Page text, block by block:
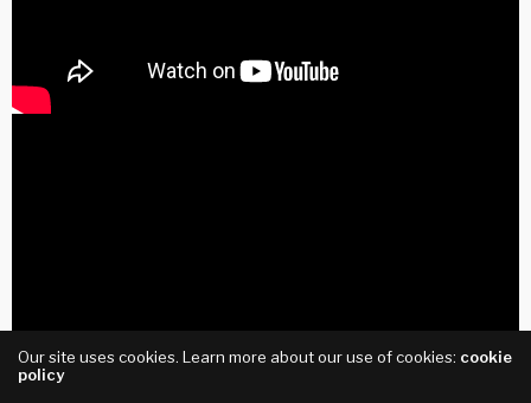
Our site uses cookies. Learn more about our use of cookies: cookie
policy